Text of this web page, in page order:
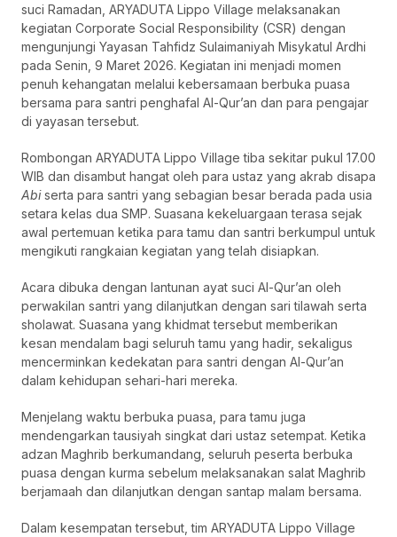
suci Ramadan, ARYADUTA Lippo Village melaksanakan
kegiatan Corporate Social Responsibility (CSR) dengan
mengunjungi Yayasan Tahfidz Sulaimaniyah Misykatul Ardhi
pada Senin, 9 Maret 2026. Kegiatan ini menjadi momen
penuh kehangatan melalui kebersamaan berbuka puasa
bersama para santri penghafal Al-Qur’an dan para pengajar
di yayasan tersebut.
Rombongan ARYADUTA Lippo Village tiba sekitar pukul 17.00
WIB dan disambut hangat oleh para ustaz yang akrab disapa
Abiserta para santri yang sebagian besar berada pada usia
setara kelas dua SMP. Suasana kekeluargaan terasa sejak
awal pertemuan ketika para tamu dan santri berkumpul untuk
mengikuti rangkaian kegiatan yang telah disiapkan.
Acara dibuka dengan lantunan ayat suci Al-Qur’an oleh
perwakilan santri yang dilanjutkan dengan sari tilawah serta
sholawat. Suasana yang khidmat tersebut memberikan
kesan mendalam bagi seluruh tamu yang hadir, sekaligus
mencerminkan kedekatan para santri dengan Al-Qur’an
dalam kehidupan sehari-hari mereka.
Menjelang waktu berbuka puasa, para tamu juga
mendengarkan tausiyah singkat dari ustaz setempat. Ketika
adzan Maghrib berkumandang, seluruh peserta berbuka
puasa dengan kurma sebelum melaksanakan salat Maghrib
berjamaah dan dilanjutkan dengan santap malam bersama.
Dalam kesempatan tersebut, tim ARYADUTA Lippo Village